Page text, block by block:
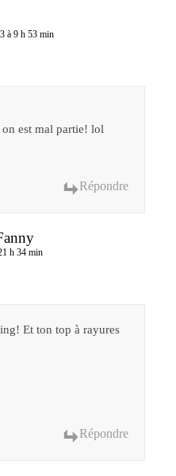
à 9 h 53 min
est mal partie! lol
Répondre
h 34 min
Et ton top à rayures
Répondre